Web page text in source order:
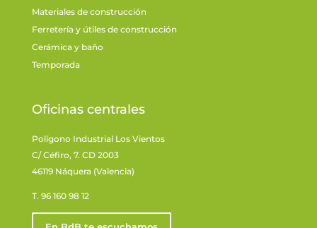
Materiales de construcción
Ferretería y útiles de construcción
Cerámica y baño
Temporada
Oficinas centrales
Polígono Industrial Los Vientos
C/ Céfiro, 7. CD 2003
46119 Náquera (Valencia)
T. 96 160 98 12